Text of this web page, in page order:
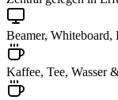
Beamer,
Kaffee, Tee, Wasser